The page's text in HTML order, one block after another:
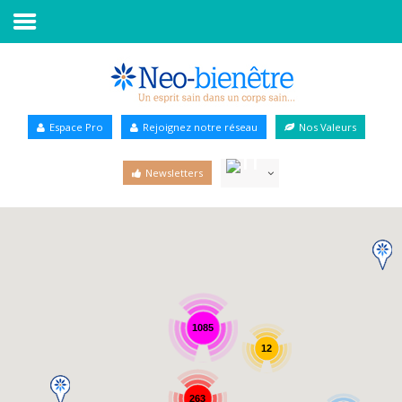
Annuaire Bien-être
Espace Pro Rejoignez notre réseau Nos Valeurs
Newsletters
1085
263
12